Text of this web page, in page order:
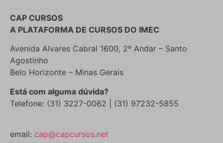
CAP CURSOS
A PLATAFORMA DE CURSOS DO IMEC
Avenida Alvares Cabral 1600, 2º Andar – Santo
Agostinho
Belo Horizonte – Minas Gerais
Está com alguma dúvida?
Telefone: (31) 3227-0062 | (31) 97232-5855
email: cap@capcursos.net